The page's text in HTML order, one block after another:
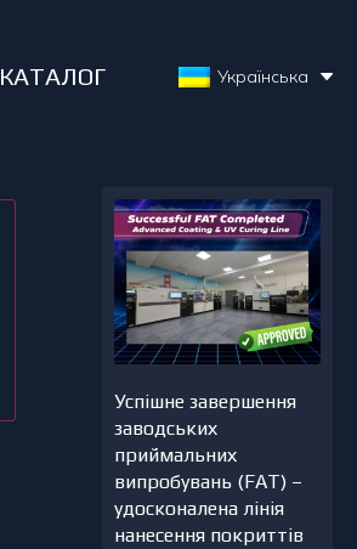
КАТАЛОГ Українська
Успішне завершення
заводських
приймальних
випробувань (FAT) –
удосконалена лінія
нанесення покриттів